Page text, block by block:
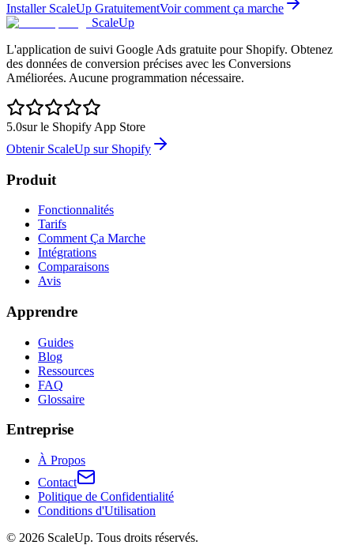
Installer ScaleUp GratuitementVoir comment ça marche
ScaleUp
L'application de suivi Google Ads gratuite pour Shopify. Obtenez
des données de conversion précises avec les Conversions
Améliorées. Aucune programmation nécessaire.
5.0sur le Shopify App Store
Obtenir ScaleUp sur Shopify
Produit
Fonctionnalités
Tarifs
Comment Ça Marche
Intégrations
Comparaisons
Avis
Apprendre
Guides
Blog
Ressources
FAQ
Glossaire
Entreprise
À Propos
Contact
Politique de Confidentialité
Conditions d'Utilisation
© 2026 ScaleUp. Tous droits réservés.